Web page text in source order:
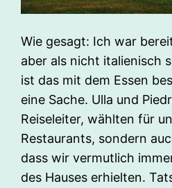
Wie gesagt: Ich war
aber als nicht italienisch
ist das mit dem Essen
eine Sache. Ulla und
Reiseleiter, wählten für
Restaurants, sondern
dass wir vermutlich
des Hauses erhielten.